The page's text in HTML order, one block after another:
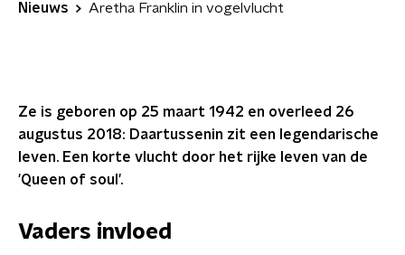
Nieuws Aretha Franklin in vogelvlucht
Ze is geboren op 25 maart 1942 en overleed 26
augustus 2018: Daartussenin zit een legendarische
leven. Een korte vlucht door het rijke leven van de
'Queen of soul'.
Vaders invloed